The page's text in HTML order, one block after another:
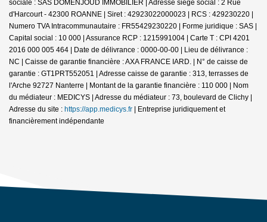
sociale : SAS DOMENJOUD IMMOBILIER | Adresse siège social : 2 Rue
d'Harcourt - 42300 ROANNE | Siret : 42923022000023 | RCS : 429230220 |
Numero TVA Intracommunautaire : FR55429230220 | Forme juridique : SAS |
Capital social : 10 000 | Assurance RCP : 1215991004 | Carte T : CPI 4201
2016 000 005 464 | Date de délivrance : 0000-00-00 | Lieu de délivrance :
NC | Caisse de garantie financière : AXA FRANCE IARD. | N° de caisse de
garantie : GT1PRT552051 | Adresse caisse de garantie : 313, terrasses de
l'Arche 92727 Nanterre | Montant de la garantie financière : 110 000 | Nom
du médiateur : MEDICYS | Adresse du médiateur : 73, boulevard de Clichy |
Adresse du site : https://app.medicys.fr | Entreprise juridiquement et
financièrement indépendante